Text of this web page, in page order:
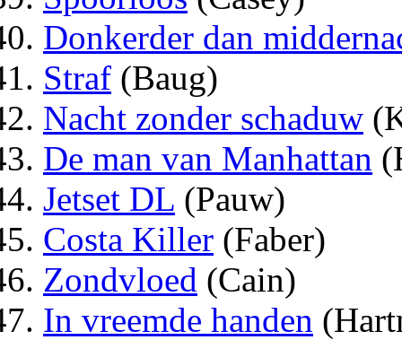
Donkerder dan
Straf (Baug)
Nacht zonder schaduw
De man van Manhattan
Jetset DL (Pauw)
Costa Killer (Faber)
Zondvloed (Cain)
In vreemde handen